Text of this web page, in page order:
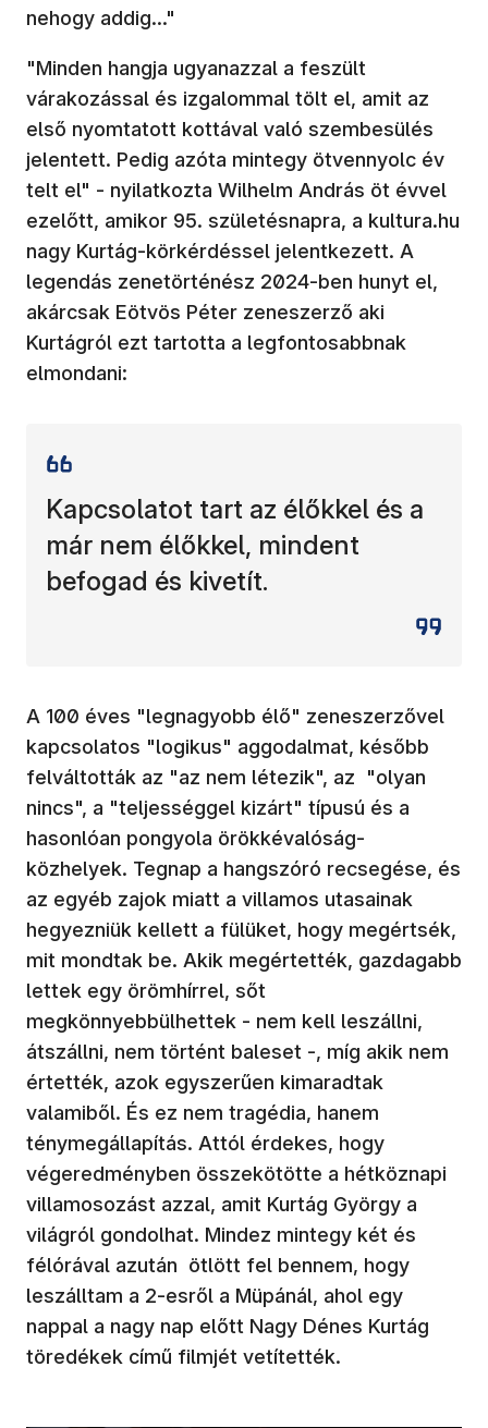
nehogy addig..."
"Minden hangja ugyanazzal a feszült
várakozással és izgalommal tölt el, amit az
első nyomtatott kottával való szembesülés
jelentett. Pedig azóta mintegy ötvennyolc év
telt el" - nyilatkozta Wilhelm András öt évvel
ezelőtt, amikor 95. születésnapra, a kultura.hu
nagy Kurtág-körkérdéssel jelentkezett. A
legendás zenetörténész 2024-ben hunyt el,
akárcsak Eötvös Péter zeneszerző aki
Kurtágról ezt tartotta a legfontosabbnak
elmondani:
Kapcsolatot tart az élőkkel és a
már nem élőkkel, mindent
befogad és kivetít.
A 100 éves "legnagyobb élő" zeneszerzővel
kapcsolatos "logikus" aggodalmat, később
felváltották az "az nem létezik", az "olyan
nincs", a "teljességgel kizárt" típusú és a
hasonlóan pongyola örökkévalóság-
közhelyek. Tegnap a hangszóró recsegése, és
az egyéb zajok miatt a villamos utasainak
hegyezniük kellett a fülüket, hogy megértsék,
mit mondtak be. Akik megértették, gazdagabb
lettek egy örömhírrel, sőt
megkönnyebbülhettek - nem kell leszállni,
átszállni, nem történt baleset -, míg akik nem
értették, azok egyszerűen kimaradtak
valamiből. És ez nem tragédia, hanem
ténymegállapítás. Attól érdekes, hogy
végeredményben összekötötte a hétköznapi
villamosozást azzal, amit Kurtág György a
világról gondolhat. Mindez mintegy két és
félórával azután ötlött fel bennem, hogy
leszálltam a 2-esről a Müpánál, ahol egy
nappal a nagy nap előtt Nagy Dénes Kurtág
töredékek című filmjét vetítették.